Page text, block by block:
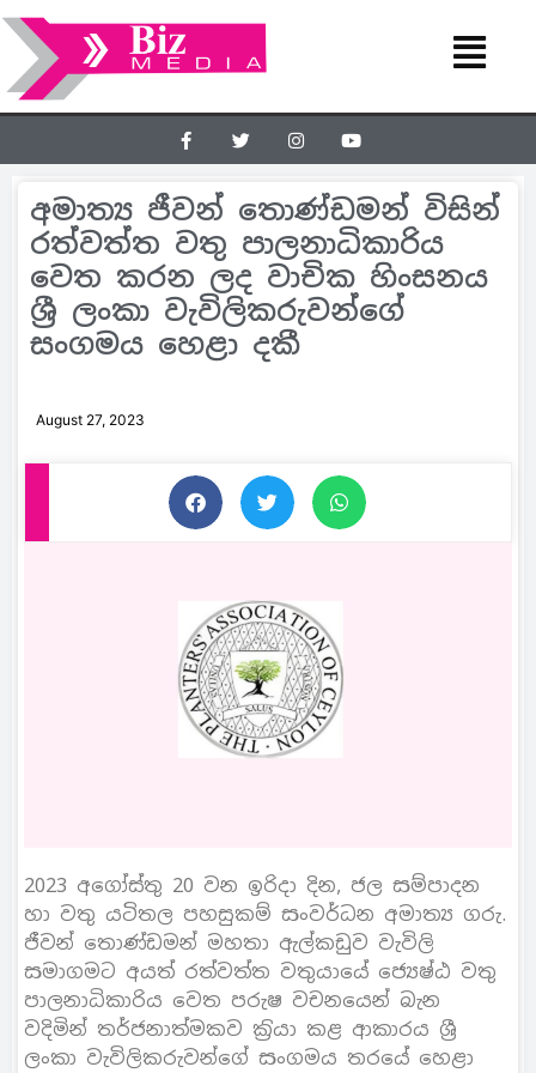
අමාත්‍ය ජීවන් තොණ්ඩමන් විසින්
රත්වත්ත වතු පාලනාධිකාරිය
වෙත කරන ලද වාචික හිංසනය
ශ්‍රී ලංකා වැවිලිකරුවන්ගේ
සංගමය හෙළා දකී
August 27, 2023
2023 අගෝස්තු 20 වන ඉරිදා දින, ජල සම්පාදන
හා වතු යටිතල පහසුකම් සංවර්ධන අමාත්‍ය ගරු.
ජීවන් තොණ්ඩමන් මහතා ඇල්කඩුව වැවිලි
සමාගමට අයත් රත්වත්ත වතුයායේ ජ්‍යෙෂ්ඨ වතු
පාලනාධිකාරිය වෙත පරුෂ වචනයෙන් බැන
වදිමින් තර්ජනාත්මකව ක‍්‍රියා කළ ආකාරය ශ්‍රී
ලංකා වැවිලිකරුවන්ගේ සංගමය තරයේ හෙළා